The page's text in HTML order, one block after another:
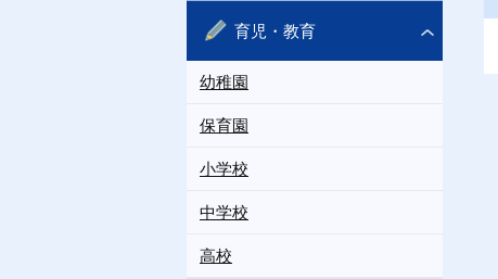
育児・教育
幼稚園
保育園
小学校
中学校
高校